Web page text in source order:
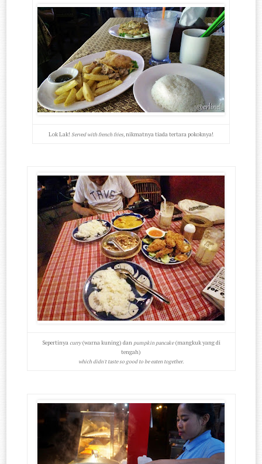
Lok Lak!Served with french fries,nikmatnya tiada tertara pokoknya!
Sepertinya curry(warna kuning) dan pumpkin pancake(mangkuk yang di
tengah)
which didn't taste so good to be eaten together.